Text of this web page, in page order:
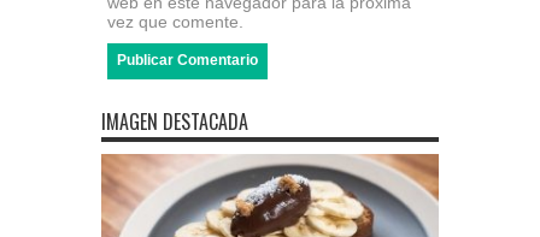
vez que comente.
IMAGEN DESTACADA